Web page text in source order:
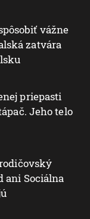
vážne
zatvára
priepasti
Jeho telo
ani Sociálna